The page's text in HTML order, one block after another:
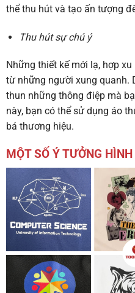
thể thu hút và tạo ấn tượng
Thu hút sự chú ý
Những thiết kế mới lạ, hợp
từ những người xung quanh.
thun những thông điệp mà
này, bạn có thể sử dụng áo
bá thương hiệu.
MỘT SỐ Ý TƯỞNG